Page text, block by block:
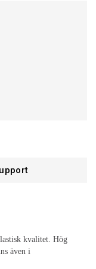
kvalitet. Hög
även i